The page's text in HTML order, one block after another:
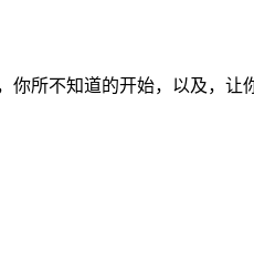
你所不知道的开始，以及，让